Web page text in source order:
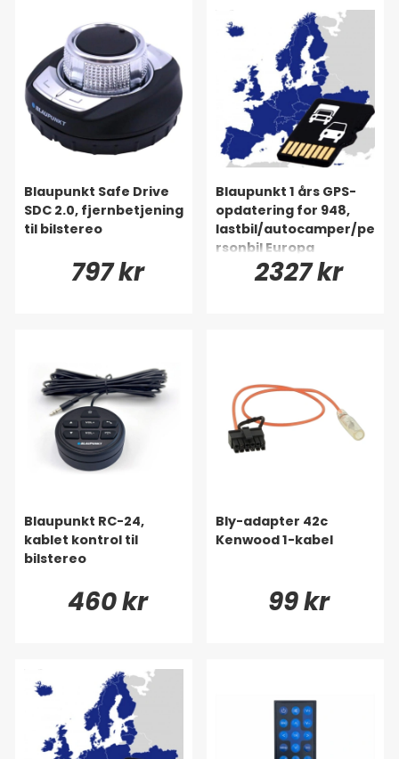
Blaupunkt Safe Drive
SDC 2.0, fjernbetjening
til bilstereo
797 kr
Blaupunkt 1 års GPS-
opdatering for 948,
lastbil/autocamper/pe
rsonbil Europa
2327 kr
Blaupunkt RC-24,
kablet kontrol til
bilstereo
460 kr
Bly-adapter 42c
Kenwood 1-kabel
99 kr